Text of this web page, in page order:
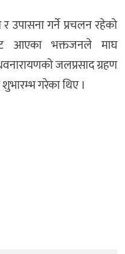
र उपासना गर्ने प्रचलन रहेको
आएका भक्तजनले माघ
जलप्रसाद ग्रहण
गरेका थिए ।